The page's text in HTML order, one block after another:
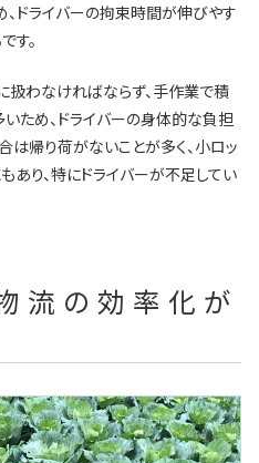
ドライバーの拘束時間が伸びやす
す。
扱わなければならず、手作業で積
ため、ドライバーの身体的な負担
は帰り荷がないことが多く、小ロッ
あり、特にドライバーが不足してい
流の効率化が